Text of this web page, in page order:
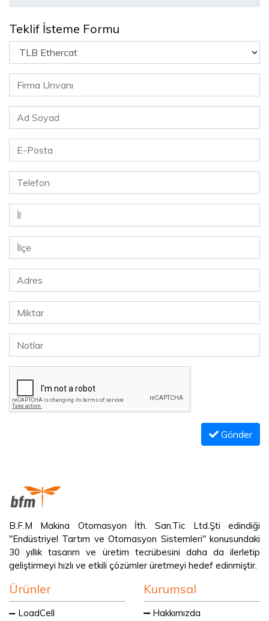
Teklif İsteme Formu
Gönder
B.F.M Makina Otomasyon İth. San.Tic Ltd.Şti edindiği
"Endüstriyel Tartım ve Otomasyon Sistemleri" konusundaki
30 yıllık tasarım ve üretim tecrübesini daha da ilerletip
geliştirmeyi hızlı ve etkili çözümler üretmeyi hedef edinmiştir.
Ürünler
LoadCell
Kurumsal
Hakkımızda